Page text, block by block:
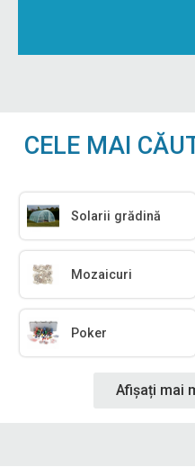
CELE MAI
Solarii grădină
Mozaicuri
Poker
Afișați mai